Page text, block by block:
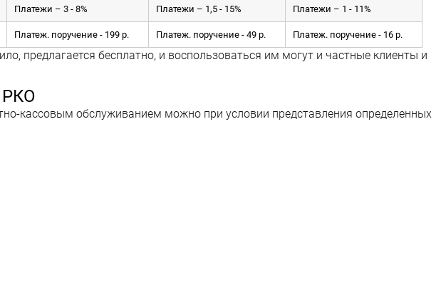
Платежи – 3 - 8% Платежи – 1,5 - 15% Платежи – 1 - 11%
Платеж. поручение - 199 р. Платеж. поручение - 49 р. Платеж. поручение - 16 р.
предлагается бесплатно, и воспользоваться им могут и частные клиенты и
РКО
кассовым обслуживанием можно при условии представления определенных